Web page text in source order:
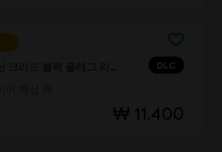
DLC
₩ 11,400